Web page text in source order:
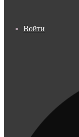
Войти